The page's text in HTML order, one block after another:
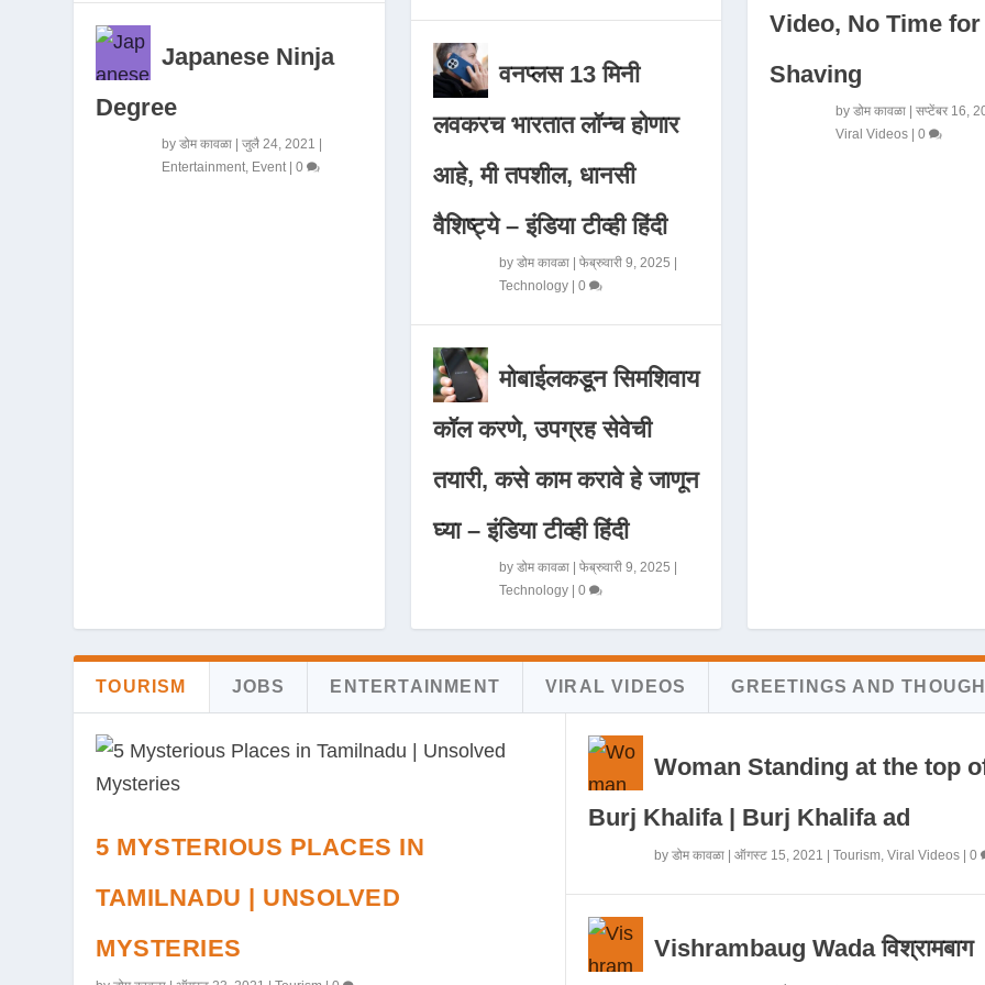
Japanese Ninja
Degree
byडोम कावळा |जुलै 24, 2021 |
Entertainment Event |0
वनप्लस 13 मिनी
लवकरच भारतात लॉन्च होणार
आहे, मी तपशील, धानसी
वैशिष्ट्ये – इंडिया टीव्ही हिंदी
by डोम कावळा| फेब्रुवारी 9, 2025
Technology| 0
मोबाईलकडून सिमशिवाय
कॉल करणे, उपग्रह सेवेची
तयारी, कसे काम करावे हे जाणून
घ्या – इंडिया टीव्ही हिंदी
by डोम कावळा| फेब्रुवारी 9, 2025
Technology| 0
Video, No Time for
Shaving
by डोम कावळा| सप्टेंबर 16,
Viral Videos| 0
TOURISM JOBS ENTERTAINMENT VIRAL VIDEOS GREETINGS AND
5 MYSTERIOUS PLACES IN
TAMILNADU | UNSOLVED
MYSTERIES
Woman Standing at the top
Burj Khalifa | Burj Khalifa ad
by डोम कावळा| ऑगस्ट 15, 2021 Tourism, Viral Videos| 0
Vishrambaug Wada विश्रामबाग